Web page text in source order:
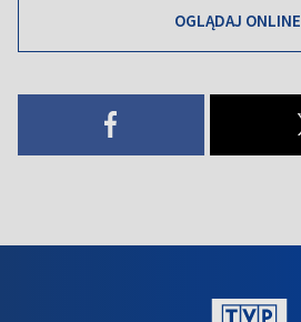
OGLĄDAJ ONLINE